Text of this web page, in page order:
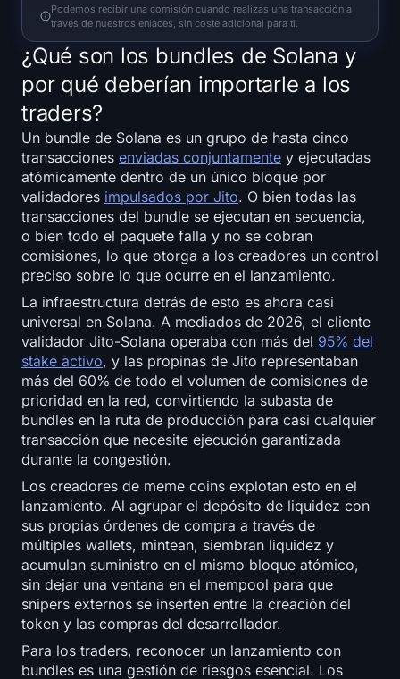
Cuenta regresiva del halving
Rastreador de gas de ETH
Rastreador de cartera de criptomonedas
Calculadora de staking de criptomonedas
Acerca de
Registrarse Iniciar sesión
Idioma
Podemos recibir una comisión cuando realizas una transacción a
través de nuestros enlaces, sin coste adicional para ti.
¿Qué son los bundles de Solana y
por qué deberían importarle a los
traders?
Un bundle de Solana es un grupo de hasta cinco
transacciones enviadas conjuntamente y ejecutadas
atómicamente dentro de un único bloque por
validadores impulsados por Jito. O bien todas las
transacciones del bundle se ejecutan en secuencia,
o bien todo el paquete falla y no se cobran
comisiones, lo que otorga a los creadores un control
preciso sobre lo que ocurre en el lanzamiento.
La infraestructura detrás de esto es ahora casi
universal en Solana. A mediados de 2026, el cliente
validador Jito-Solana operaba con más del 95% del
stake activo, y las propinas de Jito representaban
más del 60% de todo el volumen de comisiones de
prioridad en la red, convirtiendo la subasta de
bundles en la ruta de producción para casi cualquier
transacción que necesite ejecución garantizada
durante la congestión.
Los creadores de meme coins explotan esto en el
lanzamiento. Al agrupar el depósito de liquidez con
sus propias órdenes de compra a través de
múltiples wallets, mintean, siembran liquidez y
acumulan suministro en el mismo bloque atómico,
sin dejar una ventana en el mempool para que
snipers externos se inserten entre la creación del
token y las compras del desarrollador.
Para los traders, reconocer un lanzamiento con
bundles es una gestión de riesgos esencial. Los